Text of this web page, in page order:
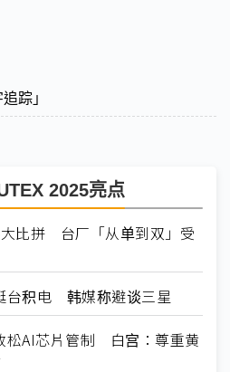
踪」
2025亮点
比拼 台厂「从单到双」受
台积电 韩媒称避谈三星
松AI芯片管制 白宫：尊重黄